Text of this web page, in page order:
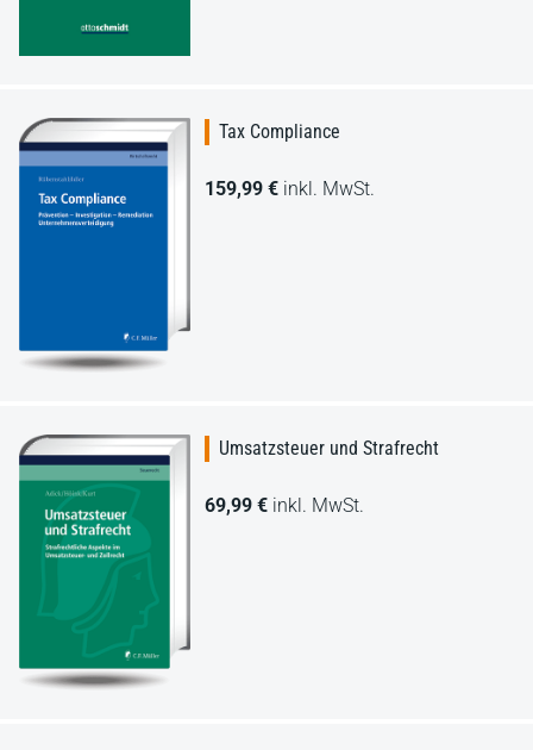
Tax Compliance
159,99 € inkl. MwSt.
Umsatzsteuer und Strafrecht
69,99 € inkl. MwSt.